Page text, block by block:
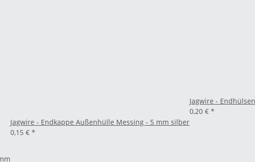
Jagwire - Endkappe Außenhülle Messing - 5 mm silber
0,15 € *
Jagwire -
0,20 € *